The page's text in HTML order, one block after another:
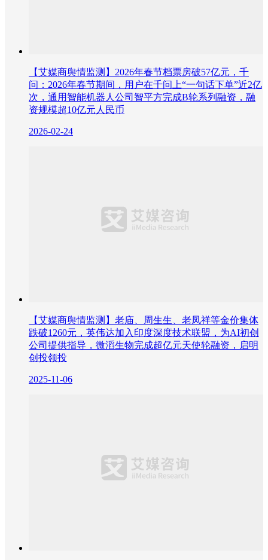
【艾媒商舆情监测】2026年春节档票房破57亿元，千
问：2026年春节期间，用户在千问上“一句话下单”近2亿
次，通用智能机器人公司智平方完成B轮系列融资，融
资规模超10亿元人民币
2026-02-24
【艾媒商舆情监测】老庙、周生生、老凤祥等金价集体
跌破1260元，英伟达加入印度深度技术联盟，为AI初创
公司提供指导，微滔生物完成超亿元天使轮融资，启明
创投领投
2025-11-06